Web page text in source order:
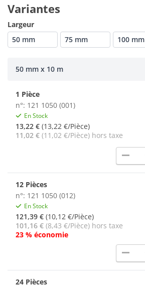
Variantes
Largeur
50 mm
75 mm 100 mm
50 mm x 10 m
1 Pièce
n°: 121 1050 (001)
En Stock
13,22 € (13,22 €/Pièce)
11,02 € (11,02 €/Pièce) hors taxe
remove
12 Pièces
n°: 121 1050 (012)
En Stock
121,39 € (10,12 €/Pièce)
101,16 € (8,43 €/Pièce) hors taxe
23 % économie
remove
24 Pièces